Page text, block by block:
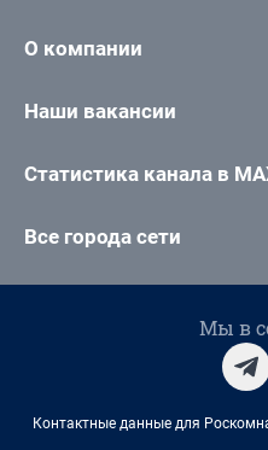
О компании
Наши вакансии
Статистика канала в
Все города сети
Мы в
Контактные данные для